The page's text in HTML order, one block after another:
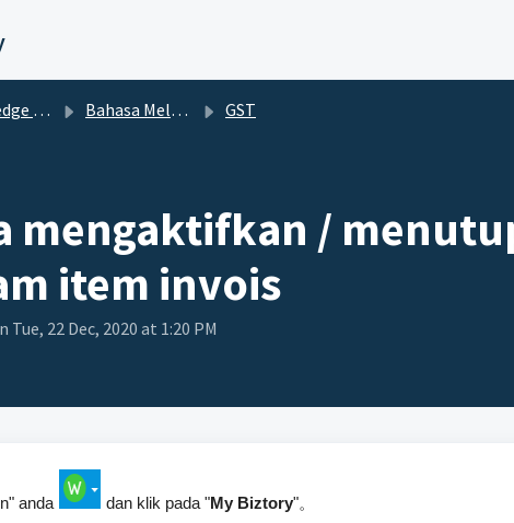
base Bahasa Melayu GST
mengaktifkan /
item invois
Tue, 22 Dec, 2020 at 1:20 PM
anda dan klik pada "My Biztory"。